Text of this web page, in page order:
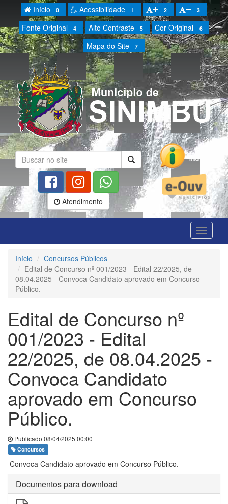
Início 0 Acessibilidade 1 2 3
Fonte Original 4 Alto Contraste 5 Cor Original 6
Mapa do Site 7
Atendimento
Início
Concursos Públicos
Edital de Concurso nº 001/2023 - Edital 22/2025, de
08.04.2025 - Convoca Candidato aprovado em Concurso
Público.
Edital de Concurso nº
001/2023 - Edital
22/2025, de 08.04.2025 -
Convoca Candidato
aprovado em Concurso
Público.
Publicado 08/04/2025 00:00
Concursos
Convoca Candidato aprovado em Concurso Público.
Documentos para download